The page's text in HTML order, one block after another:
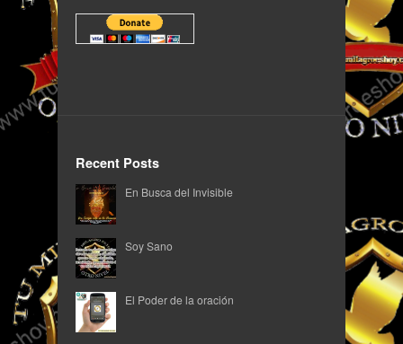
Recent Posts
En Busca del Invisible
Soy Sano
El Poder de la oración